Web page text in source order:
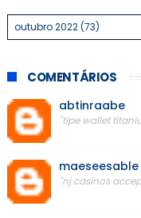
COMENTÁRIOS
abtinraabe
"tipe wallet
maeseesable
"nj casinos